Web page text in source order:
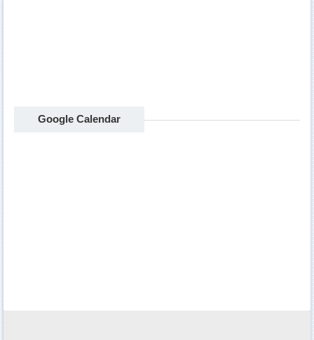
Google Calendar